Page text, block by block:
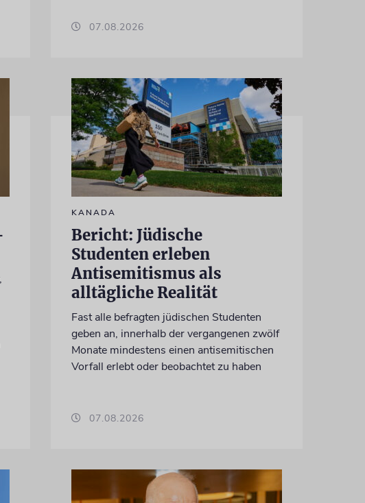
07.08.2026
KANADA
Bericht: Jüdische
Studenten erleben
Antisemitismus als
alltägliche Realität
Fast alle befragten jüdischen Studenten
geben an, innerhalb der vergangenen zwölf
Monate mindestens einen antisemitischen
Vorfall erlebt oder beobachtet zu haben
07.08.2026